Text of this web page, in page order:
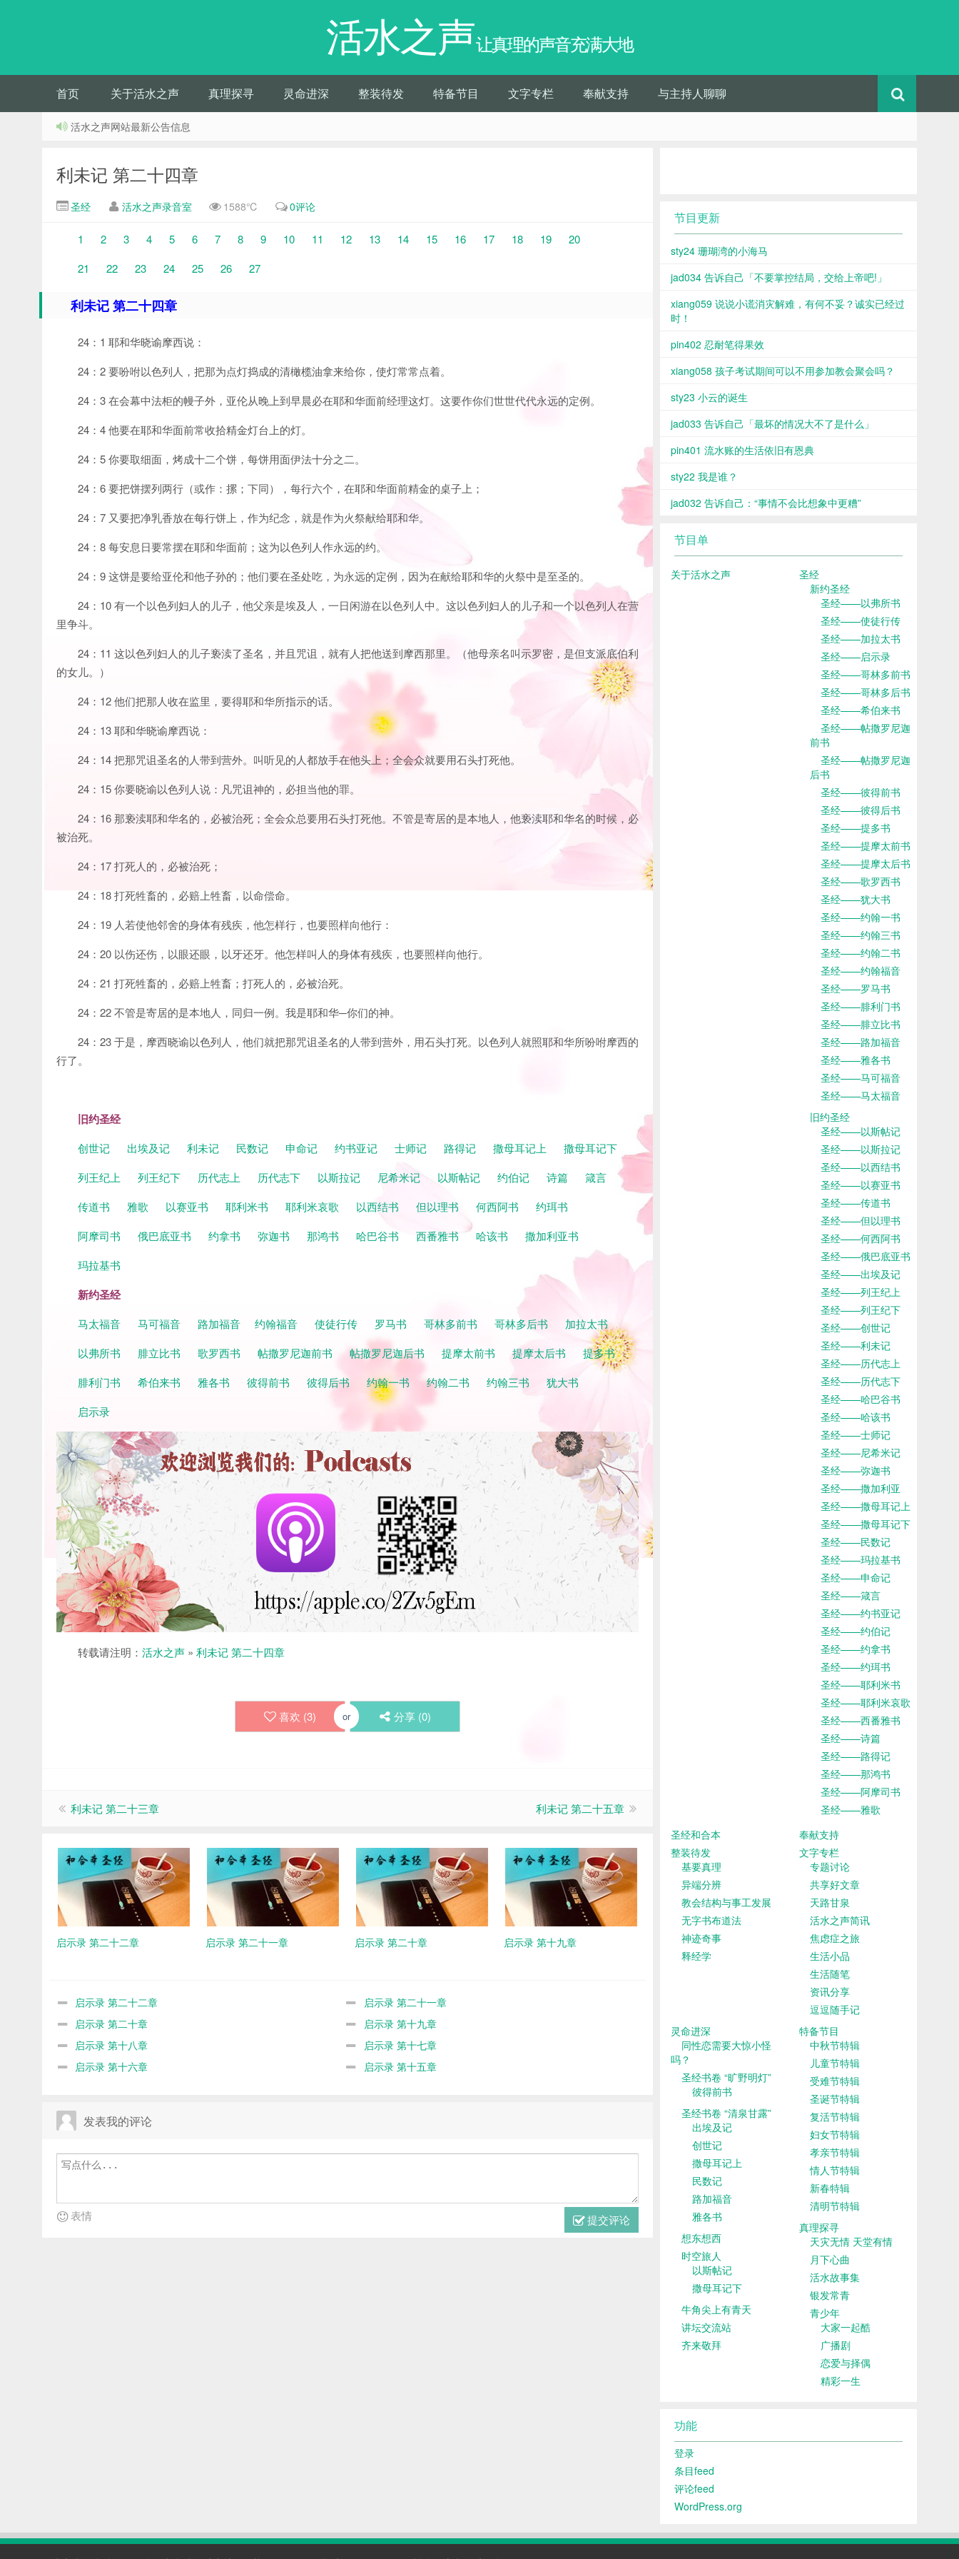
活水之声让真理的声音充满大地
首页 关于活水之声 真理探寻 灵命进深 整装待发 特备节目 文字专栏 奉献支持 与主持人聊聊
活水之声网站最新公告信息
利未记 第二十四章
圣经 活水之声录音室 1588℃ 0评论
1 2 3 4 5 6 7 8 9 10 11 12 13 14 15 16 17 18 19
20
21
22 23 24 25 26 27
利未记 第二十四章
24：1 耶和华晓谕摩西说：
24：2 要吩咐以色列人，把那为点灯捣成的清橄榄油拿来给你，使灯常常点着。
24：3 在会幕中法柜的幔子外，亚伦从晚上到早晨必在耶和华面前经理这灯。这要作你们世世代代永远的定例。
24：4 他要在耶和华面前常收拾精金灯台上的灯。
24：5 你要取细面，烤成十二个饼，每饼用面伊法十分之二。
24：6 要把饼摆列两行（或作：摞；下同），每行六个，在耶和华面前精金的桌子上；
24：7 又要把净乳香放在每行饼上，作为纪念，就是作为火祭献给耶和华。
24：8 每安息日要常摆在耶和华面前；这为以色列人作永远的约。
24：9 这饼是要给亚伦和他子孙的；他们要在圣处吃，为永远的定例，因为在献给耶和华的火祭中是至圣的。
24：10 有一个以色列妇人的儿子，他父亲是埃及人，一日闲游在以色列人中。这以色列妇人的儿子和一个以色列人在营
里争斗。
24：11 这以色列妇人的儿子亵渎了圣名，并且咒诅，就有人把他送到摩西那里。（他母亲名叫示罗密，是但支派底伯利
的女儿。）
24：12 他们把那人收在监里，要得耶和华所指示的话。
24：13 耶和华晓谕摩西说：
24：14 把那咒诅圣名的人带到营外。叫听见的人都放手在他头上；全会众就要用石头打死他。
24：15 你要晓谕以色列人说：凡咒诅神的，必担当他的罪。
24：16 那亵渎耶和华名的，必被治死；全会众总要用石头打死他。不管是寄居的是本地人，他亵渎耶和华名的时候，必
被治死。
24：17 打死人的，必被治死；
24：18 打死牲畜的，必赔上牲畜，以命偿命。
24：19 人若使他邻舍的身体有残疾，他怎样行，也要照样向他行：
24：20 以伤还伤，以眼还眼，以牙还牙。他怎样叫人的身体有残疾，也要照样向他行。
24：21 打死牲畜的，必赔上牲畜；打死人的，必被治死。
24：22 不管是寄居的是本地人，同归一例。我是耶和华─你们的神。
24：23 于是，摩西晓谕以色列人，他们就把那咒诅圣名的人带到营外，用石头打死。以色列人就照耶和华所吩咐摩西的
行了。
旧约圣经
创世记 出埃及记 利未记 民数记 申命记 约书亚记 士师记 路得记 撒母耳记上
撒母耳记下
列王纪上
列王纪下 历代志上 历代志下 以斯拉记 尼希米记 以斯帖记 约伯记 诗篇
箴言
传道书
雅歌 以赛亚书 耶利米书 耶利米哀歌 以西结书 但以理书 何西阿书
约珥书
阿摩司书
俄巴底亚书 约拿书 弥迦书 那鸿书 哈巴谷书 西番雅书 哈该书
撒加利亚书
玛拉基书
新约圣经
马太福音 马可福音 路加福音 约翰福音 使徒行传 罗马书 哥林多前书 哥林多后书
加拉太书
以弗所书
腓立比书 歌罗西书 帖撒罗尼迦前书 帖撒罗尼迦后书 提摩太前书 提摩太后书
提多书
腓利门书
希伯来书 雅各书 彼得前书 彼得后书 约翰一书 约翰二书 约翰三书
犹大书
启示录
转载请注明： 活水之声 » 利未记 第二十四章
喜欢 (3) or 分享 (0)
利未记 第二十三章 利未记 第二十五章
启示录 第二十二章 启示录 第二十一章 启示录 第二十章 启示录 第十九章
启示录 第二十二章
启示录 第二十一章
启示录 第二十章
启示录 第十九章
启示录 第十八章
启示录 第十七章
启示录 第十六章
启示录 第十五章
发表我的评论
提交评论
表情
节目更新
sty24 珊瑚湾的小海马
jad034 告诉自己「不要掌控结局，交给上帝吧!」
xiang059 说说小谎消灾解难，有何不妥？诚实已经过
时！
pin402 忍耐笔得果效
xiang058 孩子考试期间可以不用参加教会聚会吗？
sty23 小云的诞生
jad033 告诉自己「最坏的情况大不了是什么」
pin401 流水账的生活依旧有恩典
sty22 我是谁？
jad032 告诉自己：“事情不会比想象中更糟”
节目单
关于活水之声
圣经
新约圣经
圣经——以弗所书
圣经——使徒行传
圣经——加拉太书
圣经——启示录
圣经——哥林多前书
圣经——哥林多后书
圣经——希伯来书
圣经——帖撒罗尼迦
前书
圣经——帖撒罗尼迦
后书
圣经——彼得前书
圣经——彼得后书
圣经——提多书
圣经——提摩太前书
圣经——提摩太后书
圣经——歌罗西书
圣经——犹大书
圣经——约翰一书
圣经——约翰三书
圣经——约翰二书
圣经——约翰福音
圣经——罗马书
圣经——腓利门书
圣经——腓立比书
圣经——路加福音
圣经——雅各书
圣经——马可福音
圣经——马太福音
旧约圣经
圣经——以斯帖记
圣经——以斯拉记
圣经——以西结书
圣经——以赛亚书
圣经——传道书
圣经——但以理书
圣经——何西阿书
圣经——俄巴底亚书
圣经——出埃及记
圣经——列王纪上
圣经——列王纪下
圣经——创世记
圣经——利未记
圣经——历代志上
圣经——历代志下
圣经——哈巴谷书
圣经——哈该书
圣经——士师记
圣经——尼希米记
圣经——弥迦书
圣经——撒加利亚
圣经——撒母耳记上
圣经——撒母耳记下
圣经——民数记
圣经——玛拉基书
圣经——申命记
圣经——箴言
圣经——约书亚记
圣经——约伯记
圣经——约拿书
圣经——约珥书
圣经——耶利米书
圣经——耶利米哀歌
圣经——西番雅书
圣经——诗篇
圣经——路得记
圣经——那鸿书
圣经——阿摩司书
圣经——雅歌
圣经和合本
奉献支持
整装待发
基要真理
异端分辨
教会结构与事工发展
无字书布道法
神迹奇事
释经学
文字专栏
专题讨论
共享好文章
天路甘泉
活水之声简讯
焦虑症之旅
生活小品
生活随笔
资讯分享
逗逗随手记
灵命进深
同性恋需要大惊小怪
吗？
圣经书卷 “旷野明灯”
彼得前书
圣经书卷 “清泉甘露”
出埃及记
创世记
撒母耳记上
民数记
路加福音
雅各书
想东想西
时空旅人
以斯帖记
撒母耳记下
牛角尖上有青天
讲坛交流站
齐来敬拜
特备节目
中秋节特辑
儿童节特辑
受难节特辑
圣诞节特辑
复活节特辑
妇女节特辑
孝亲节特辑
情人节特辑
新春特辑
清明节特辑
真理探寻
天灾无情 天堂有情
月下心曲
活水故事集
银发常青
青少年
大家一起酷
广播剧
恋爱与择偶
精彩一生
功能
登录
条目feed
评论feed
WordPress.org